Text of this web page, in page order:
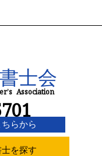
Association
士会
らから
を探す